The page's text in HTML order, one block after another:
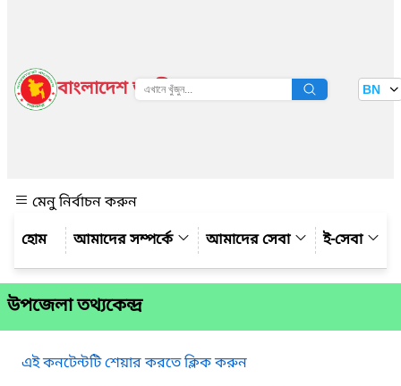
বাংলাদেশ জাতীয় তথ্য বাতায়ন BN
মেনু নির্বাচন করুন
আমাদের সম্পর্কে
আমাদের সেবা ই-সেবা
উপজেলা তথ্যকেন্দ্র
এই কনটেন্টটি শেয়ার করতে ক্লিক করুন